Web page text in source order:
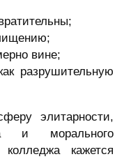
вине;
разрушительную
элитарности,
и морального
кажется